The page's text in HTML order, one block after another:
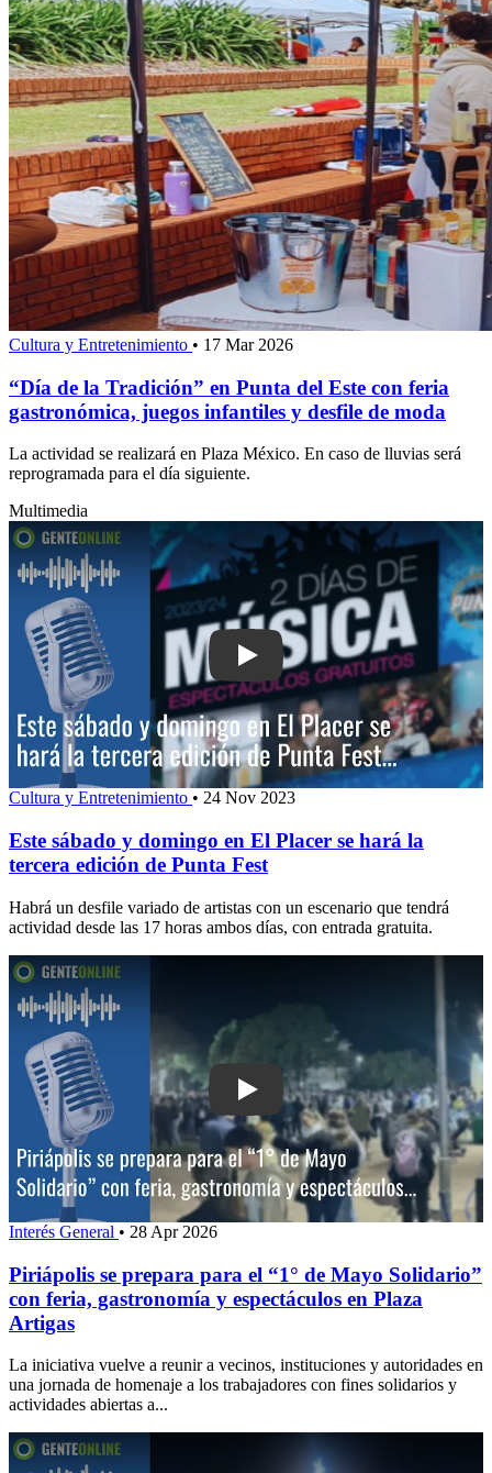
Cultura y Entretenimiento • 17 Mar 2026
“Día de la Tradición” en Punta del Este con feria
gastronómica, juegos infantiles y desfile de moda
La actividad se realizará en Plaza México. En caso de lluvias será
reprogramada para el día siguiente.
Multimedia
Play: Este sábado y domingo en El
Cultura y Entretenimiento • 24 Nov 2023
Este sábado y domingo en El Placer se hará la
tercera edición de Punta Fest
Habrá un desfile variado de artistas con un escenario que tendrá
actividad desde las 17 horas ambos días, con entrada gratuita.
Play: Piriápolis se prepara para el “1°
Interés General • 28 Apr 2026
Piriápolis se prepara para el “1° de Mayo Solidario”
con feria, gastronomía y espectáculos en Plaza
Artigas
La iniciativa vuelve a reunir a vecinos, instituciones y autoridades en
una jornada de homenaje a los trabajadores con fines solidarios y
actividades abiertas a...